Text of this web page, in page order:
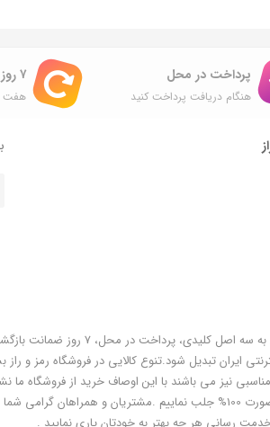
پرداخت در محل
هنگام دریافت پرداخت کنید
۷ روز ضمانت بازگشت
هفت
فروشگاه رمز و راز به عنوان یکی از قدیمی‌ترین فروشگاه های اینترنتی با بیش از یک دهه تجربه، با پایبندی
ایران تبدیل شود.تنوع کالایی در فروشگاه رمز و راز
نیز می باشند با این اوصاف خرید از فروشگاه ما
هوشمندی شماست و مطمئنا ما هم به پاس درایت و هوشمندی شما سعی خواهیم کرد رضایت شما را به صورت 100% جلب نماییم .مشتریان و
رسانی هر چه بهتر به خودتان یاری نمایید .